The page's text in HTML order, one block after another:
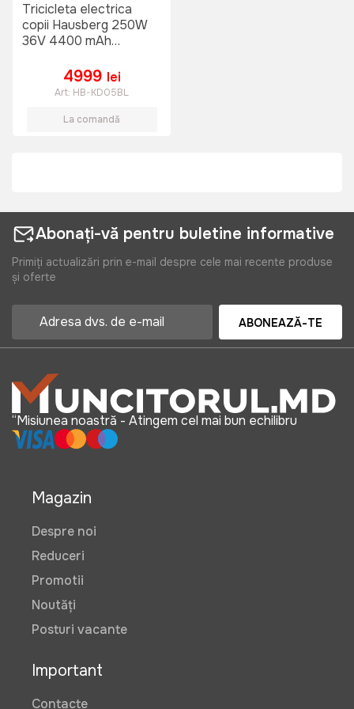
Tricicleta electrica
copii Hausberg 250W
36V 4400 mAh
4999 lei
Art: HB-KD05BL
La comandă
Abonați-vă pentru buletine informative
Primiți actualizări prin e-mail despre cele mai recente produse
și oferte
ABONEAZĂ-TE
“Misiunea noastră - Atingem cel mai bun echilibru
Magazin
Despre noi
Reduceri
Promotii
Noutăți
Posturi vacante
Important
Contacte